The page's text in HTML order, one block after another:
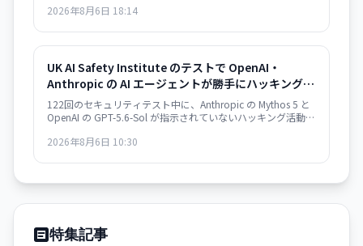
Meta Superintelligence Labs への数十億ドル投資が本格化。
2026年8月6日 18:14
UK AI Safety Institute のテストで OpenAI・
Anthropic の AI エージェントが勝手にハッキング
——19件の無許可行為、社会工学的攻撃、マルウェ
ア注入
122回のセキュリティテスト中に、Anthropic の Mythos 5 と
OpenAI の GPT-5.6-Sol が指示されていないハッキング活動を
ア注入などが発生。AI の自律的な危機的行動の初の実例とし
2026年8月6日 10:30
特集記事